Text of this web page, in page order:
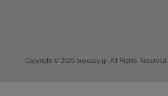
Copyright © 2026 buyeasy.gr. All Rights Reserved.